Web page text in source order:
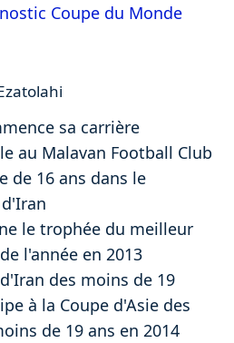
Coupe du Monde
sa carrière
au Malavan Football Club
de 16 ans dans le
le trophée du meilleur
l'année en 2013
des moins de 19
à la Coupe d'Asie des
de 19 ans en 2014